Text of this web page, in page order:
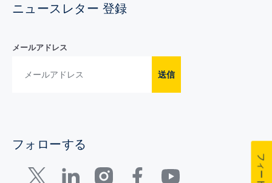
ニュースレター 登録
メールアドレス
送信
フォローする